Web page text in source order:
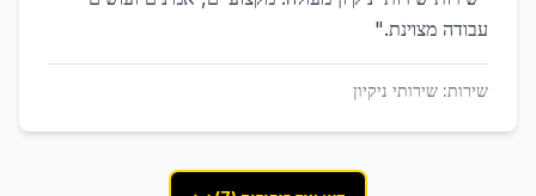
עבודה מצוינת."
שירות: שירותי ניקיון